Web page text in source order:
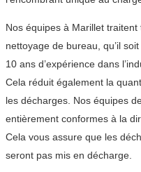
Nos équipes à Marillet
nettoyage de bureau, qu’il
10 ans d’expérience dans
Cela réduit également la
les décharges. Nos équipes
entièrement conformes à la
Cela vous assure que les
seront pas mis en décharge.